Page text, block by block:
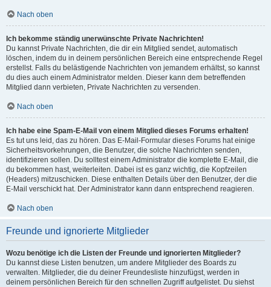
Nach oben
Ich bekomme ständig unerwünschte Private Nachrichten!
Du kannst Private Nachrichten, die dir ein Mitglied sendet, automatisch
löschen, indem du in deinem persönlichen Bereich eine entsprechende Regel
erstellst. Falls du belästigende Nachrichten von jemandem erhältst, so kannst
du dies auch einem Administrator melden. Dieser kann dem betreffenden
Mitglied dann verbieten, Private Nachrichten zu versenden.
Nach oben
Ich habe eine Spam-E-Mail von einem Mitglied dieses Forums erhalten!
Es tut uns leid, das zu hören. Das E-Mail-Formular dieses Forums hat einige
Sicherheitsvorkehrungen, die Benutzer, die solche Nachrichten senden,
identifizieren sollen. Du solltest einem Administrator die komplette E-Mail, die
du bekommen hast, weiterleiten. Dabei ist es ganz wichtig, die Kopfzeilen
(Headers) mitzuschicken. Diese enthalten Details über den Benutzer, der die
E-Mail verschickt hat. Der Administrator kann dann entsprechend reagieren.
Nach oben
Freunde und ignorierte Mitglieder
Wozu benötige ich die Listen der Freunde und ignorierten Mitglieder?
Du kannst diese Listen benutzen, um andere Mitglieder des Boards zu
verwalten. Mitglieder, die du deiner Freundesliste hinzufügst, werden in
deinem persönlichen Bereich für den schnellen Zugriff aufgelistet. Du siehst